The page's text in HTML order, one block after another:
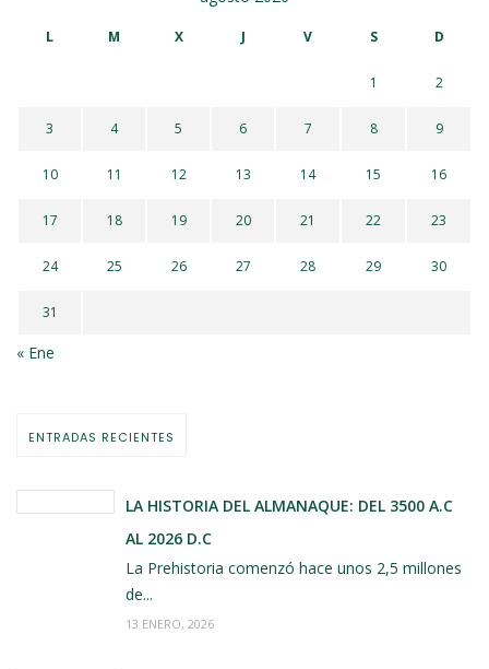
L M X J V S D
1 2
3 4 5 6 7 8 9
10 11 12 13 14 15 16
17 18 19 20 21 22 23
24 25 26 27 28 29 30
31
« Ene
ENTRADAS RECIENTES
LA HISTORIA DEL ALMANAQUE: DEL 3500 A.C
AL 2026 D.C
La Prehistoria comenzó hace unos 2,5 millones
de...
13 ENERO, 2026